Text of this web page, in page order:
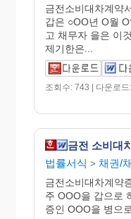
금전소비대차계약
갑은 ○OO년 O월
고 채무자 을은 이
제기한은...
조회수: 743 | 다운로
금전 소비대
법률서식 > 채권/
금전소비대차계약
주 OOO을 갑으로
증인 OOO을 병으